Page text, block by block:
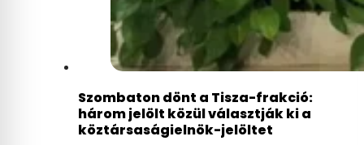
Szombaton dönt a Tisza-frakció:
három jelölt közül választják ki a
köztársaságielnök-jelöltet